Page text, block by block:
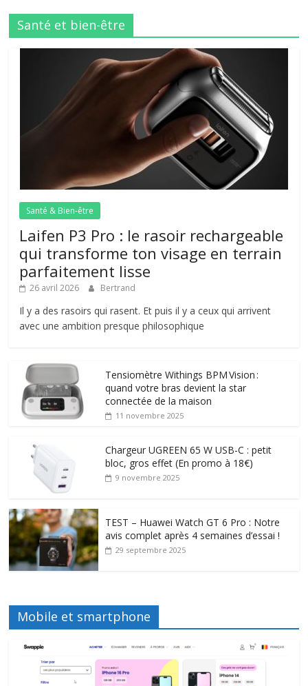
Santé et bien-être
Santé & Bien-être
Laifen P3 Pro : le rasoir rechargeable
qui transforme ton visage en terrain
parfaitement lisse
26 avril 2026 Bertrand
Il y a des rasoirs qui rasent. Et puis il y a ceux qui arrivent
avec une ambition presque philosophique
Tensiomètre Withings BPM Vision :
quand votre bras devient la star
connectée de la maison
11 novembre 2025
Chargeur UGREEN 65 W USB-C : petit
bloc, gros effet (En promo à 18€)
9 novembre 2025
TEST – Huawei Watch GT 6 Pro : Notre
avis complet après 4 semaines d’essai !
29 septembre 2025
Mobile et smartphone